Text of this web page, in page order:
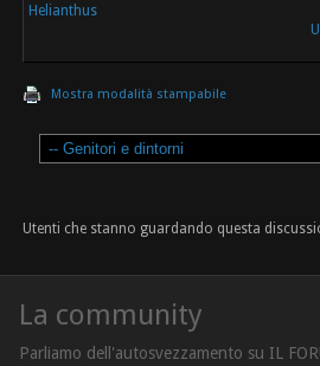
Helianthus
Mostra modalità stampabile
Utenti che stanno guardando questa
La community
Parliamo dell'autosvezzamento su IL